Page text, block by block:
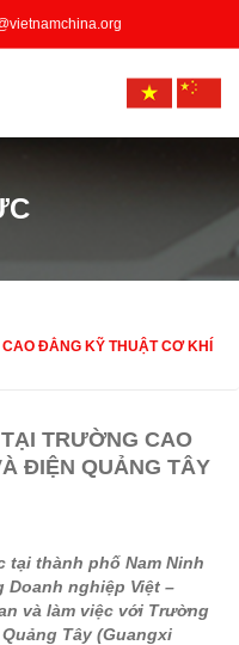
ĐẲNG KỸ THUẬT CƠ KHÍ
TRƯỜNG CAO
ĐIỆN QUẢNG TÂY
tại thành phố Nam Ninh
Doanh nghiệp Việt –
và làm việc với Trường
Tây (Guangxi